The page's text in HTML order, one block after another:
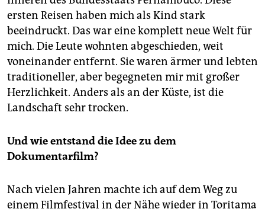
ersten Reisen haben mich als Kind stark
beeindruckt. Das war eine komplett neue Welt für
mich. Die Leute wohnten abgeschieden, weit
voneinander entfernt. Sie waren ärmer und lebten
traditioneller, aber begegneten mir mit großer
Herzlichkeit. Anders als an der Küste, ist die
Landschaft sehr trocken.
Und wie entstand die Idee zu dem
Dokumentarfilm?
Nach vielen Jahren machte ich auf dem Weg zu
einem Filmfestival in der Nähe wieder in Toritama